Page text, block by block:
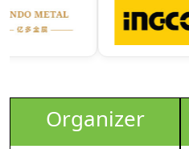
Organizer